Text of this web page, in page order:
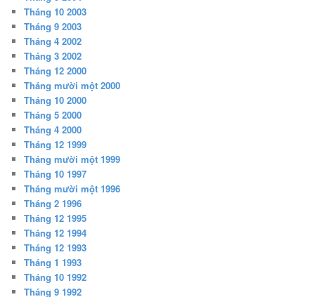
Tháng 10 2003
Tháng 9 2003
Tháng 4 2002
Tháng 3 2002
Tháng 12 2000
Tháng mười một 2000
Tháng 10 2000
Tháng 5 2000
Tháng 4 2000
Tháng 12 1999
Tháng mười một 1999
Tháng 10 1997
Tháng mười một 1996
Tháng 2 1996
Tháng 12 1995
Tháng 12 1994
Tháng 12 1993
Tháng 1 1993
Tháng 10 1992
Tháng 9 1992